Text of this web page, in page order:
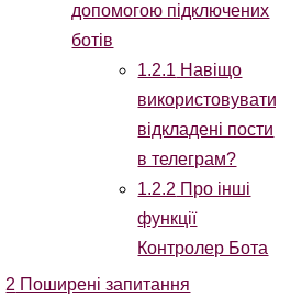
допомогою підключених
ботів
1.2.1 Навіщо
використовувати
відкладені пости
в телеграм?
1.2.2 Про інші
функції
Контролер Бота
2 Поширені запитання